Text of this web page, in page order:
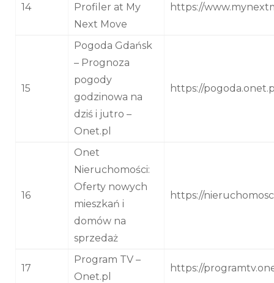
14
Profiler at My
Next Move
https://
15
Pogoda Gdańsk
– Prognoza
pogody
godzinowa na
dziś i jutro –
Onet.pl
https://
16
Onet
Nieruchomości:
Oferty nowych
mieszkań i
domów na
sprzedaż
https://
17
Program TV –
Onet.pl
https://